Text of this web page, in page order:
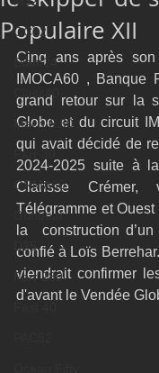
GC32
Diam24
Class40
Mach 6.50
Farr 30
ORMA60
Gunboat
D35
Farr 280
Populaire XII
Cinq ans après
IMOCA60 , Banque
grand retour sur la
Globe et du circuit
qui avait décidé de
2024-2025 suite à
Clarisse
Télégramme et
la  construction
confié à Loïs
viendrait confirmer
d'avant le Vendée